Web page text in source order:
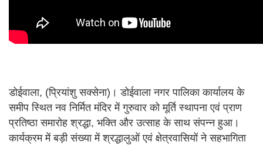
डोईवाला, (प्रियांशु सक्सेना)। डोईवाला नगर पालिका कार्यालय के
समीप स्थित नव निर्मित मंदिर में गुरुवार को मूर्ति स्थापना एवं प्राण
प्रतिष्ठा समारोह श्रद्धा, भक्ति और उत्साह के साथ संपन्न हुआ।
कार्यक्रम में बड़ी संख्या में श्रद्धालुओं एवं क्षेत्रवासियों ने सहभागिता